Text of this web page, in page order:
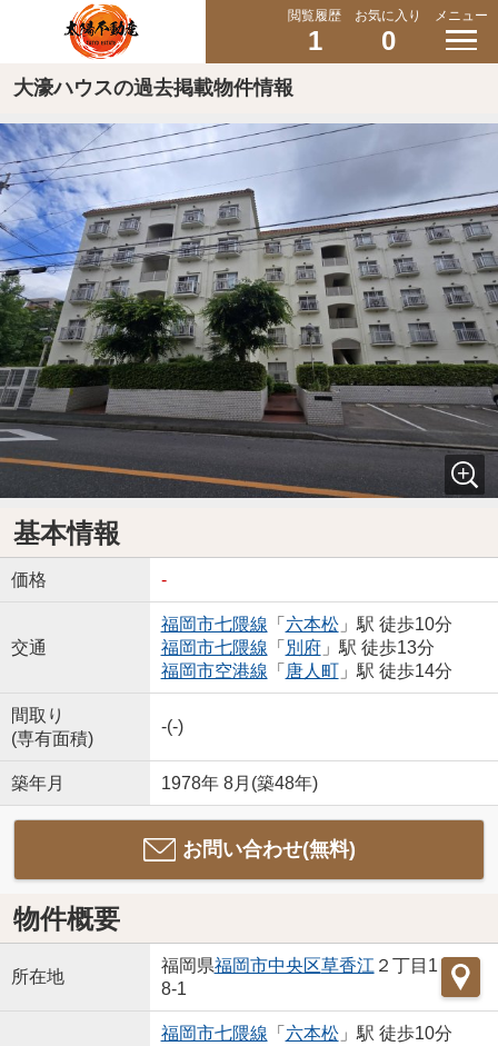
閲覧履歴
1
お気に入り
0
メニュー
大濠ハウスの過去掲載物件情報
基本情報
価格 -
交通
福岡市七隈線 「 六本松」駅 徒歩10分
福岡市七隈線 「 別府」駅 徒歩13分
福岡市空港線 「 唐人町」駅 徒歩14分
間取り
(専有面積)
-(-)
築年月 1978年 8月(築48年)
お問い合わせ(無料)
物件概要
所在地
福岡県福岡市中央区草香江 ２丁目1
8-1
福岡市七隈線 「 六本松」駅 徒歩10分